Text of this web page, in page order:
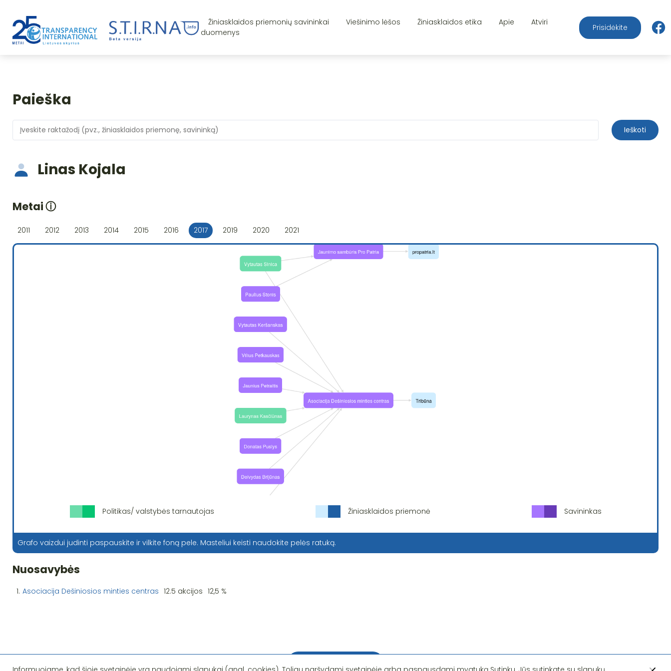
Žiniasklaidos priemonių savininkai Viešinimo lėšos Žiniasklaidos etika Apie
Atviri
duomenys
Prisidėkite
Paieška
Ieškoti
Linas Kojala
Metaiⓘ
2011 2012 2013 2014 2015 2016 2017 2019 2020 2021
Politikas/ valstybės tarnautojas Žiniasklaidos priemonė Savininkas
Grafo vaizdui judinti paspauskite ir vilkite foną pele. Masteliui keisti naudokite pelės ratuką.
Nuosavybės
1. Asociacija Dešiniosios minties centras 12.5 akcijos 12,5 %